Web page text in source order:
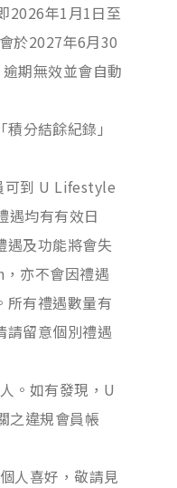
2026年1月1日至
於2027年6月30
期無效並會自動
分結餘紀錄」
可到 U Lifestyle
遇均有有效日
遇及功能將會失
亦不會因禮遇
所有禮遇數量有
請留意個別禮遇
。如有發現，U
之違規會員帳
人喜好，敬請見